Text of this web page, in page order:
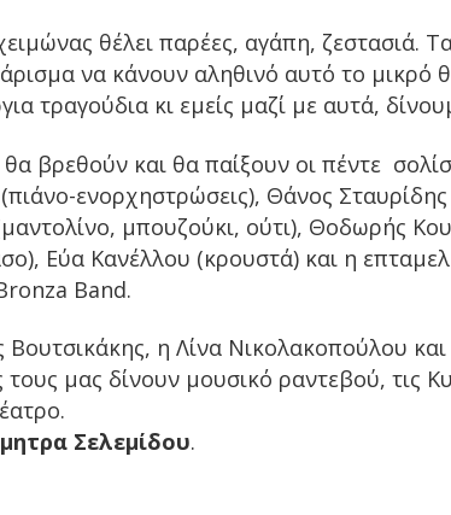
θέλει παρέες, αγάπη, ζεστασιά.
να κάνουν αληθινό αυτό το μικρό
τραγούδια κι εμείς μαζί με αυτά,
βρεθούν και θα παίξουν οι πέντε
ενορχηστρώσεις), Θάνος
μπουζούκι, ούτι), Θοδωρής
Εύα Κανέλλου (κρουστά) και η
Band.
η Λίνα Νικολακοπούλου και
τους μας δίνουν μουσικό ραντεβού, τις
Σελεμίδου.